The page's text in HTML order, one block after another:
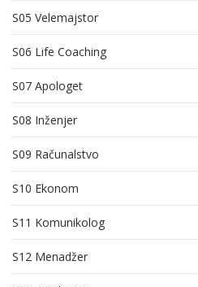
S05 Velemajstor
S06 Life Coaching
S07 Apologet
S08 Inženjer
S09 Računalstvo
S10 Ekonom
S11 Komunikolog
S12 Menadžer